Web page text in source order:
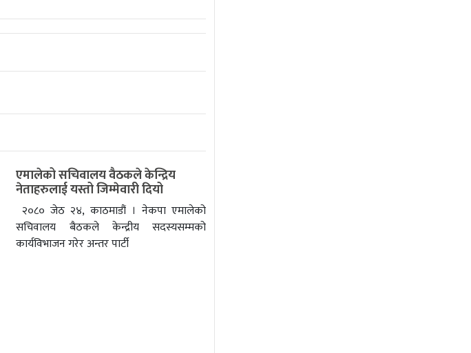
एमालेको सचिवालय वैठकले केन्द्रिय
नेताहरुलाई यस्तो जिम्मेवारी दियो
२०८० जेठ २४, काठमाडौं । नेकपा एमालेको
सचिवालय बैठकले केन्द्रीय सदस्यसम्मको
कार्यविभाजन गरेर अन्तर पार्टी